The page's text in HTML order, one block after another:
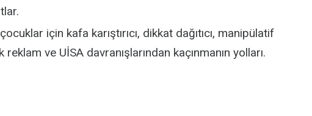
için kafa karıştırıcı, dikkat dağıtıcı, manipülatif
reklam ve UİSA davranışlarından kaçınmanın yolları.